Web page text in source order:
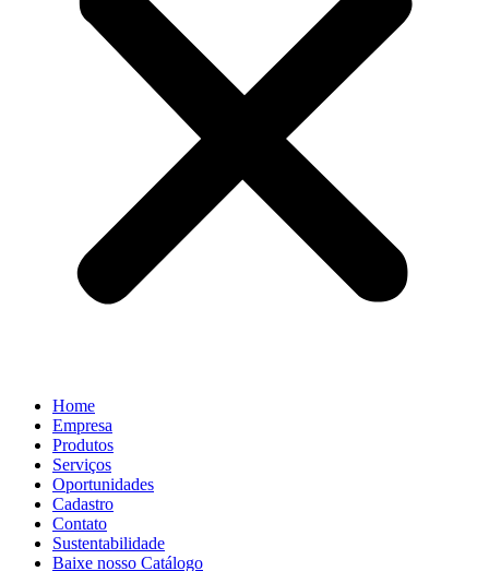
Home
Empresa
Produtos
Serviços
Oportunidades
Cadastro
Contato
Sustentabilidade
Baixe nosso Catálogo